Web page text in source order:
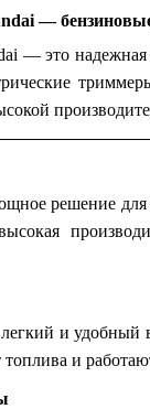
—
— это надежная
решение для
и удобный
и